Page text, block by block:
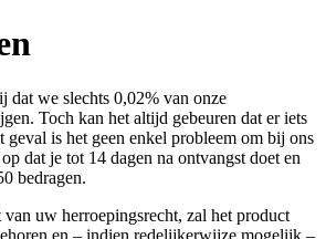
we slechts 0,02% van onze
Toch kan het altijd gebeuren dat er iets
geval is het geen enkel probleem om bij ons
dat je tot 14 dagen na ontvangst doet en
bedragen.
uw herroepingsrecht, zal het product
en – indien redelijkerwijze mogelijk –